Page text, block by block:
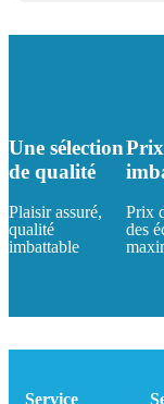
Une sélection
de qualité
Plaisir assuré,
qualité
imbattable
Prix
Prix
des
Service